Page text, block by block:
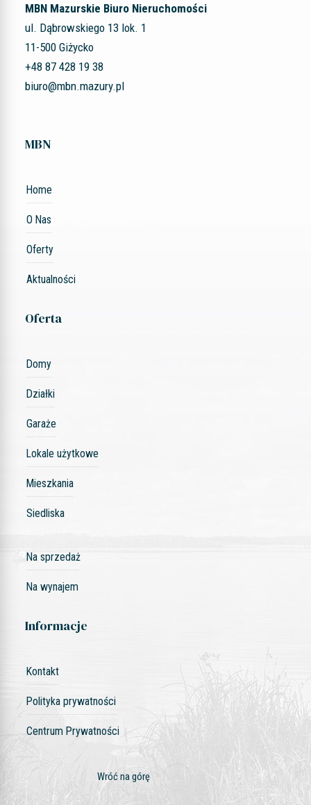
MBN Mazurskie Biuro Nieruchomości
ul. Dąbrowskiego 13 lok. 1
11-500 Giżycko
+48 87 428 19 38
biuro@mbn.mazury.pl
MBN
Home
O Nas
Oferty
Aktualności
Oferta
Domy
Działki
Garaże
Lokale użytkowe
Mieszkania
Siedliska
Na sprzedaż
Na wynajem
Informacje
Kontakt
Polityka prywatności
Centrum Prywatności
Wróć na górę